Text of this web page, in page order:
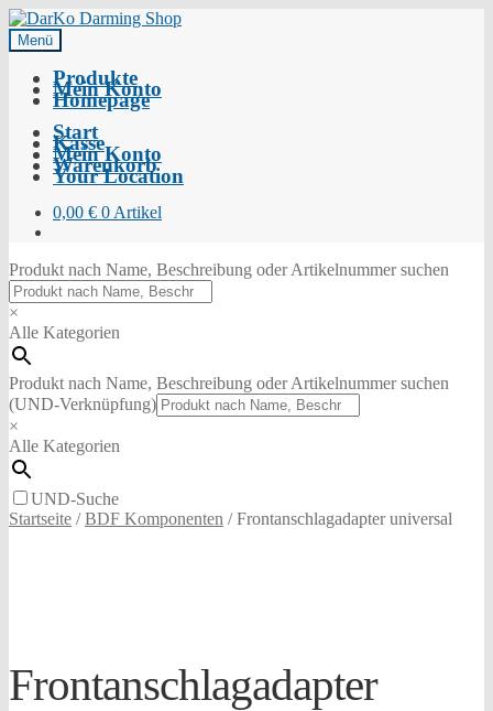
Menü
Produkte
Mein Konto
Homepage
Start
Kasse
Mein Konto
Warenkorb
Your Location
0,00 € 0 Artikel
Produkt nach Name, Beschreibung oder Artikelnummer suchen
×
Alle Kategorien
Produkt nach Name, Beschreibung oder Artikelnummer suchen
(UND-Verknüpfung)
×
Alle Kategorien
UND-Suche
Startseite /BDF Komponenten /Frontanschlagadapter universal
Frontanschlagadapter